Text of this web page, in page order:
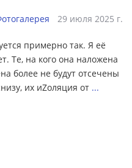
29 июля 2025 г.
примерно так. Я её
Те, на кого она наложена
более не будут отсечены
их иZоляция от ...